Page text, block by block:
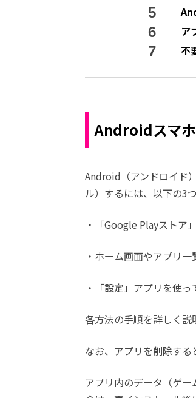
ア
不
Androidスマ
Android（アンドロイド
ル）するには、以下の3
・「Google Playストア
・ホーム画面やアプリ
・「設定」アプリを使
各方法の手順を詳しく説
なお、アプリを削除する
アプリ内のデータ（ゲ